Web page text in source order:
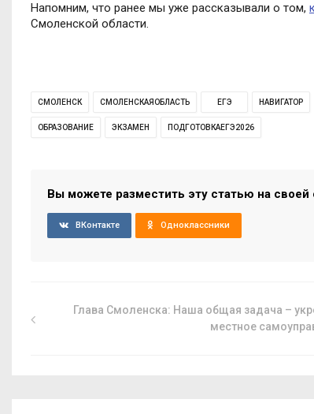
Напомним, что ранее мы уже рассказывали о том,
Смоленской области.
СМОЛЕНСК СМОЛЕНСКАЯОБЛАСТЬ ЕГЭ НАВИГАТОР
ОБРАЗОВАНИЕ ЭКЗАМЕН ПОДГОТОВКАЕГЭ2026
Вы можете разместить эту статью на своей
ВКонтакте Одноклассники
Глава Смоленска: Наша общая задача –
местное